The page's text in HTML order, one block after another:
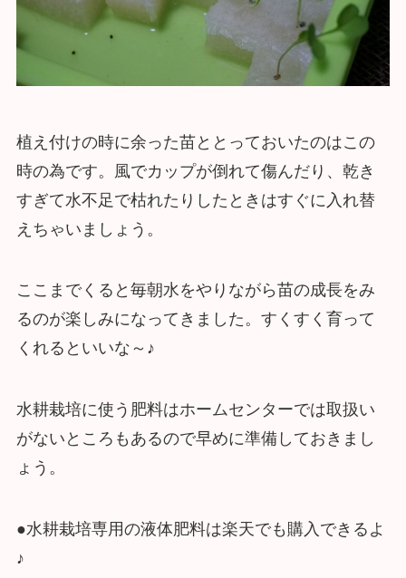
植え付けの時に余った苗ととっておいたのはこの
時の為です。風でカップが倒れて傷んだり、乾き
すぎて水不足で枯れたりしたときはすぐに入れ替
えちゃいましょう。
ここまでくると毎朝水をやりながら苗の成長をみ
るのが楽しみになってきました。すくすく育って
くれるといいな～♪
水耕栽培に使う肥料はホームセンターでは取扱い
がないところもあるので早めに準備しておきまし
ょう。
●水耕栽培専用の液体肥料は楽天でも購入できるよ
♪